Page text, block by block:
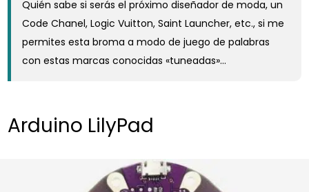
Quién sabe si serás el próximo diseñador de moda, un
Code Chanel, Logic Vuitton, Saint Launcher, etc., si me
permites esta broma a modo de juego de palabras
con estas marcas conocidas «tuneadas»…
Arduino LilyPad